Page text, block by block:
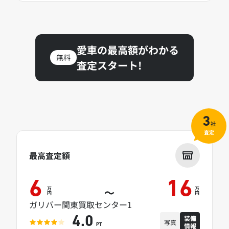
無料
愛車の最高額がわかる
査定スタート!
最高査定額
6 万
円 ～ 16 万
円
ガリバー関東買取センター1
4.0 PT 写真
装備
情報
3社
査定